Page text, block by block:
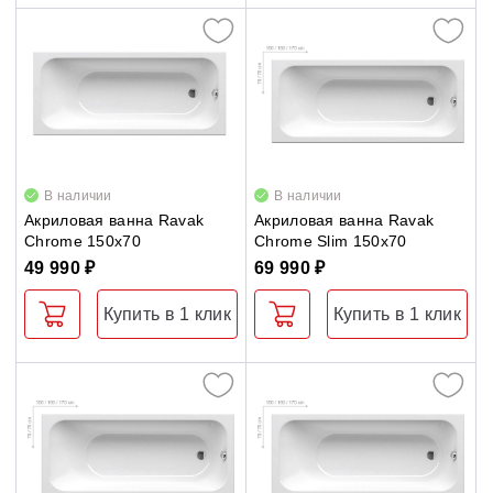
Сточные комплекты для ванн
Универсальные декоративные планки
В наличии
Акриловая ванна Ravak
Chrome 150x70
49 990 ₽
Купить в 1 клик
В наличии
Акриловая ванна Ravak
Chrome Slim 150х70
69 990 ₽
Купить в 1 клик